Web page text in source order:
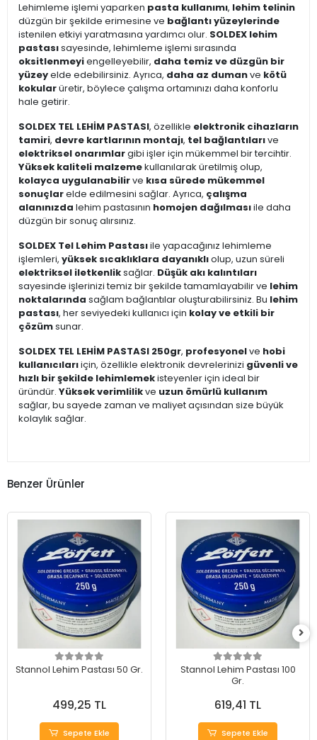
Lehimleme işlemi yaparken pasta kullanımı, lehim telinin
düzgün bir şekilde erimesine ve bağlantı yüzeylerinde
istenilen etkiyi yaratmasına yardımcı olur. SOLDEX lehim
pastasısayesinde, lehimleme işlemi sırasında
oksitlenmeyiengelleyebilir, daha temiz ve düzgün bir
yüzeyelde edebilirsiniz. Ayrıca, daha az dumanve kötü
kokularüretir, böylece çalışma ortamınızı daha konforlu
hale getirir.
SOLDEX TEL LEHİM PASTASI, özellikle elektronik cihazların
tamiri, devre kartlarının montajı, tel bağlantılarıve
elektriksel onarımlargibi işler için mükemmel bir tercihtir.
Yüksek kaliteli malzemekullanılarak üretilmiş olup,
kolayca uygulanabilirve kısa sürede mükemmel
sonuçlarelde edilmesini sağlar. Ayrıca, çalışma
alanınızda lehim pastasının homojen dağılmasıile daha
düzgün bir sonuç alırsınız.
SOLDEX Tel Lehim Pastasıile yapacağınız lehimleme
işlemleri, yüksek sıcaklıklara dayanıklıolup, uzun süreli
elektriksel iletkenliksağlar. Düşük akı kalıntıları
sayesinde işlerinizi temiz bir şekilde tamamlayabilir ve lehim
noktalarında sağlam bağlantılar oluşturabilirsiniz. Bu lehim
pastası, her seviyedeki kullanıcı için kolay ve etkili bir
çözümsunar.
SOLDEX TEL LEHİM PASTASI 250gr, profesyonelve hobi
kullanıcılarıiçin, özellikle elektronik devrelerinizi güvenli ve
hızlı bir şekilde lehimlemekisteyenler için ideal bir
üründür. Yüksek verimlilikve uzun ömürlü kullanım
sağlar, bu sayede zaman ve maliyet açısından size büyük
kolaylık sağlar.
Benzer Ürünler
Stannol Lehim Pastası 50 Gr.
499,25 TL
Sepete Ekle
Stannol Lehim Pastası 100
Gr.
619,41 TL
Sepete Ekle